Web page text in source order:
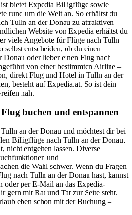
bietet Expedia Billigflüge sowie
rund um die Welt an. So erhältst du
Tulln an der Donau zu attraktiven
Website von Expedia erhältst du
viele Angebote für Flüge nach Tulln
selbst entscheiden, ob du einen
oder lieber einen Flug nach
von einer bestimmten Airline –
direkt Flug und Hotel in Tulln an der
besteht auf Expedia.at. So ist dein
nah.
buchen und entspannen
an der Donau und möchtest dir bei
Billigflüge nach Tulln an der Donau,
nicht entgehen lassen. Diverse
und
die Wahl schwer. Wenn du Fragen
nach Tulln an der Donau hast, kannst
oder per E-Mail an das Expedia-
gern mit Rat und Tat zur Seite steht.
eben schon mit der Buchung –